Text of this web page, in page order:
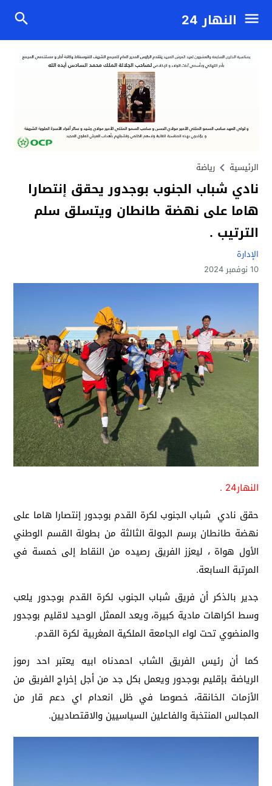
النهار 24
الرئيسية رياضة
نادي شباب الجنوب بوجدور يحقق إنتصارا
هاما على نهضة طانطان ويتسلق سلم
الترتيب .
الإدارة
10 نوفمبر 2024
النهار24 .
حقق نادي شباب الجنوب لكرة القدم بوجدور إنتصارا هاما على
نهضة طانطان برسم الجولة الثالثة من بطولة القسم الوطني
الأول هواة ، ليعزز الفريق رصيده من النقاط إلى خمسة في
المرتبة السابعة.
جدير بالذكر أن فريق شباب الجنوب لكرة القدم بوجدور يلعب
وسط اكراهات مادية كبيرة، ويعد الممثل الوحيد لاقليم بوجدور
والمنضوي تحت لواء الجامعة الملكية المغربية لكرة القدم.
كما أن رئيس الفريق الشاب احمدناه ابيه يعتبر احد رموز
الرياضة بإقليم بوجدور ويعمل بكل جد من أجل إخراج الفريق من
الأزمات الخانقة، خصوصا في ظل انعدام اي دعم قار من
المجالس المنتخبة والفاعلين السياسيين والاقتصاديين.